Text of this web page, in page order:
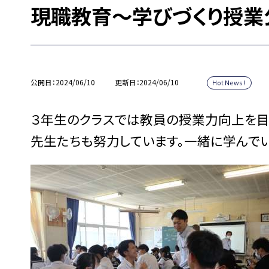
現職教育〜学びづくり授
公開日 2024/06/10 更新日 2024/06/10 Hot News !
３年生のクラスでは教員の授業力向上を
先生たちも努力しています。一緒に学んでい